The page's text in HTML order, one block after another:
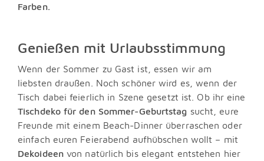
Farben.
Genießen mit Urlaubsstimmung
Wenn der Sommer zu Gast ist, essen wir am
liebsten draußen. Noch schöner wird es, wenn der
Tisch dabei feierlich in Szene gesetzt ist. Ob ihr eine
Tischdeko für den Sommer-Geburtstag sucht, eure
Freunde mit einem Beach-Dinner überraschen oder
einfach euren Feierabend aufhübschen wollt – mit
Dekoideen von natürlich bis elegant entstehen hier